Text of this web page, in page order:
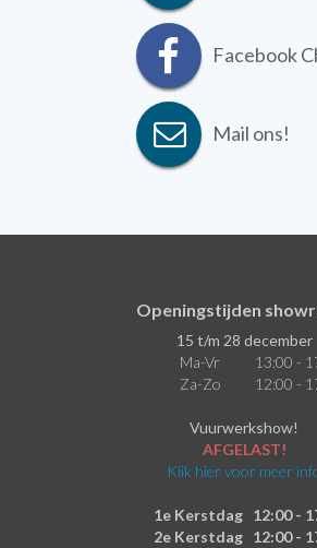
Facebook
Mail ons!
Openingstijden
15 t/m 28 december
Ma-Vr
13:00 -
Za-Zo
12:00 -
Vuurwerkshow!
AFGELAST!
Klik hier voor meer
1e Kerstdag 12:00 -
2e Kerstdag 12:00 -